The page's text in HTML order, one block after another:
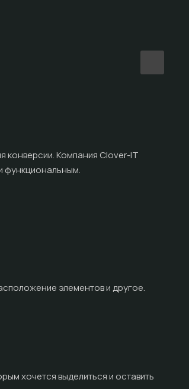
конверсии. Компания Clover-IT
функциональным.
элементов и другое.
хочется выделиться и оставить